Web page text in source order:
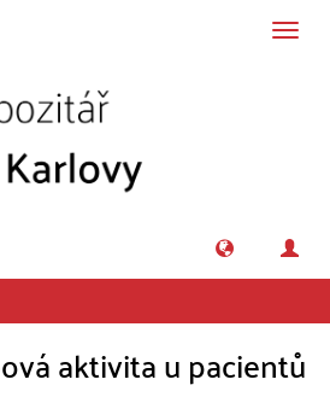
aktivita u pacientů